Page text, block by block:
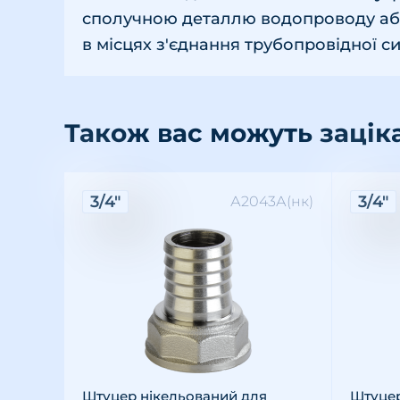
сполучною деталлю водопроводу
в місцях з'єднання трубопровідної
Також вас можуть
3/4" А2043А(нк)
Штуцер нікельований для
Різьба: внутрішня
Розмір різьби: 3/4"
Матеріал: латунь
3/4"